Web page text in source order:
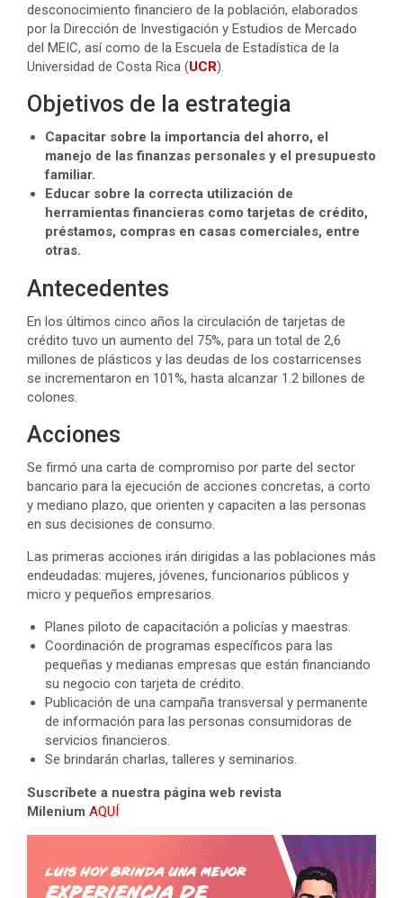
desconocimiento financiero de la población, elaborados
por la Dirección de Investigación y Estudios de Mercado
del MEIC, así como de la Escuela de Estadística de la
Universidad de Costa Rica (UCR).
Objetivos de la estrategia
Capacitar sobre la importancia del ahorro, el
manejo de las finanzas personales y el presupuesto
familiar.
Educar sobre la correcta utilización de
herramientas financieras como tarjetas de crédito,
préstamos, compras en casas comerciales, entre
otras.
Antecedentes
En los últimos cinco años la circulación de tarjetas de
crédito tuvo un aumento del 75%, para un total de 2,6
millones de plásticos y las deudas de los costarricenses
se incrementaron en 101%, hasta alcanzar 1.2 billones de
colones.
Acciones
Se firmó una carta de compromiso por parte del sector
bancario para la ejecución de acciones concretas, a corto
y mediano plazo, que orienten y capaciten a las personas
en sus decisiones de consumo.
Las primeras acciones irán dirigidas a las poblaciones más
endeudadas: mujeres, jóvenes, funcionarios públicos y
micro y pequeños empresarios.
Planes piloto de capacitación a policías y maestras.
Coordinación de programas específicos para las
pequeñas y medianas empresas que están financiando
su negocio con tarjeta de crédito.
Publicación de una campaña transversal y permanente
de información para las personas consumidoras de
servicios financieros.
Se brindarán charlas, talleres y seminarios.
Suscríbete a nuestra página web revista
Milenium AQUÍ